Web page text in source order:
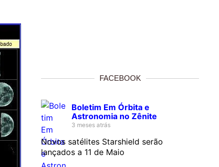
FACEBOOK
Boletim Em Órbita e
Astronomia no Zênite
3 meses atrás
Novos satélites Starshield serão
lançados a 11 de Maio